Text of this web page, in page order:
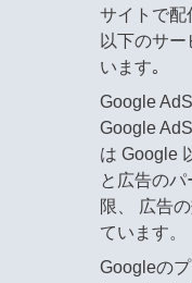
サイトで配
以下のサ
います｡
Google
Google
は Google
と広告のパ
限、 広告
ています。
Googleの